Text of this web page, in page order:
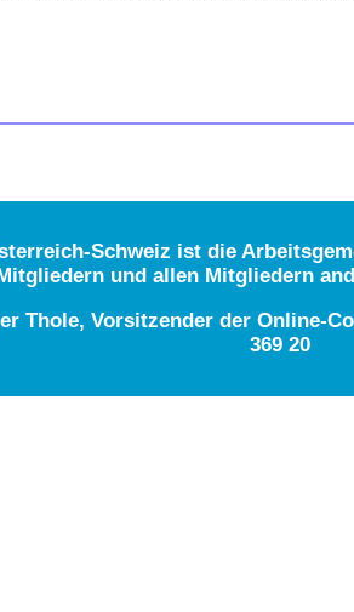
Schweiz ist die
und allen Mitgliedern
Thole, Vorsitzender der Online-
369 20